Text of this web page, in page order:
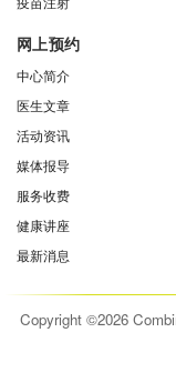
疫苗注射
网上预约
中心简介
医生文章
活动资讯
媒体报导
服务收费
健康讲座
最新消息
Copyright ©2026